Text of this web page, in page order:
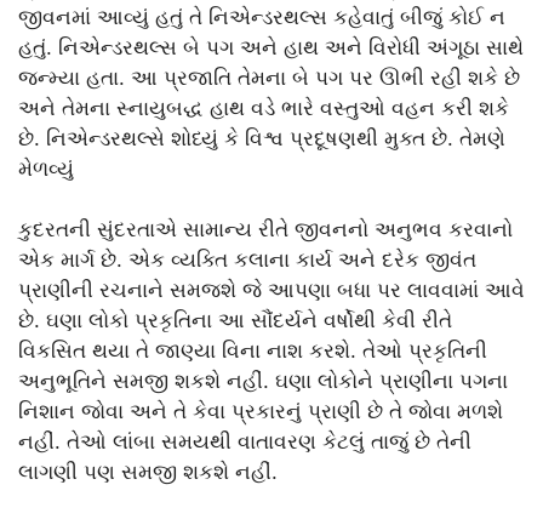
જીવનમાં આવ્યું હતું તે નિએન્ડરથલ્સ કહેવાતું બીજું કોઈ ન
હતું. નિએન્ડરથલ્સ બે પગ અને હાથ અને વિરોધી અંગૂઠા સાથે
જન્મ્યા હતા. આ પ્રજાતિ તેમના બે પગ પર ઊભી રહી શકે છે
અને તેમના સ્નાયુબદ્ધ હાથ વડે ભારે વસ્તુઓ વહન કરી શકે
છે. નિએન્ડરથલ્સે શોધ્યું કે વિશ્વ પ્રદૂષણથી મુક્ત છે. તેમણે
મેળવ્યું
કુદરતની સુંદરતાએ સામાન્ય રીતે જીવનનો અનુભવ કરવાનો
એક માર્ગ છે. એક વ્યક્તિ કલાના કાર્ય અને દરેક જીવંત
પ્રાણીની રચનાને સમજશે જે આપણા બધા પર લાવવામાં આવે
છે. ઘણા લોકો પ્રકૃતિના આ સૌંદર્યને વર્ષોથી કેવી રીતે
વિકસિત થયા તે જાણ્યા વિના નાશ કરશે. તેઓ પ્રકૃતિની
અનુભૂતિને સમજી શકશે નહીં. ઘણા લોકોને પ્રાણીના પગના
નિશાન જોવા અને તે કેવા પ્રકારનું પ્રાણી છે તે જોવા મળશે
નહીં. તેઓ લાંબા સમયથી વાતાવરણ કેટલું તાજું છે તેની
લાગણી પણ સમજી શકશે નહીં.